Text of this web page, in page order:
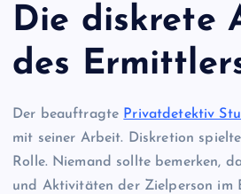
Die diskrete
des
Der beauftragte Privatdetektiv
mit seiner Arbeit. Diskretion
Rolle. Niemand sollte bemerken,
und Aktivitäten der Zielperson im